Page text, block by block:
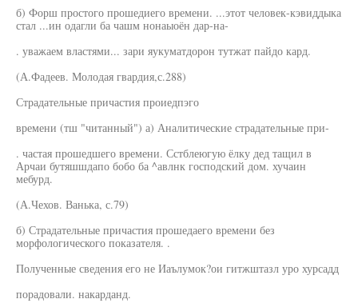
б) Форш простого прошедиего времени. ...этот человек-кэвиддыка
стал ...ин одагли ба чашм нонаыоён дар-на-
. уважаем властями... зари яукуматдорон тутжат пайдо кард.
(А.Фадеев. Молодая гвардия,с.288)
Страдательные причастия проиедпэго
времени (тш "читанный") а) Аналитические страдательные при-
. частая прошедшего времени. Сстблеюгую ёлку дед тащил в
Арчаи бутяшшдапо бобо ба ^авлнк господский дом. хучаин
мебурд.
(А.Чехов. Ванька, с.79)
б) Страдательные причастия прошедаего времени без
морфологического показателя. .
Полученные сведения его не Иаълумок?ои гитжштазл уро хурсадд
порадовали. накарданд.